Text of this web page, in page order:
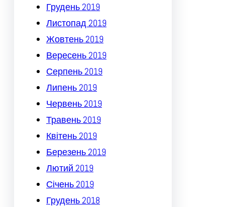
Грудень 2019
Листопад 2019
Жовтень 2019
Вересень 2019
Серпень 2019
Липень 2019
Червень 2019
Травень 2019
Квітень 2019
Березень 2019
Лютий 2019
Січень 2019
Грудень 2018